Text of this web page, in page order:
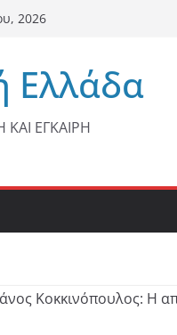
2026
Ελλάδα
ΕΓΚΑΙΡΗ